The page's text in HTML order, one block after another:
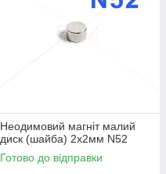
Неодимовий магніт малий
диск (шайба) 2х2мм N52
Готово до відправки